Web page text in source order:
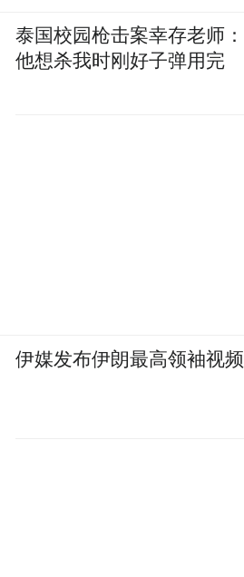
泰国校园枪击案幸存老师：
他想杀我时刚好子弹用完
伊媒发布伊朗最高领袖视频